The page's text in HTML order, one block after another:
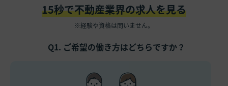
15秒で不動産業界の求人を見る
※経験や資格は問いません。
Q1. ご希望の働き方はどちらですか？